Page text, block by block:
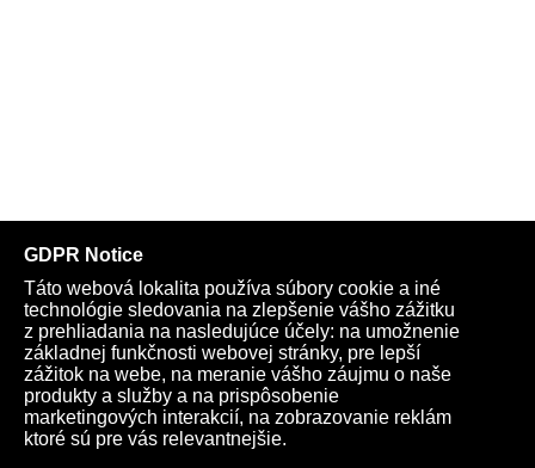
Telegram Youtube Facebook
Archív
Obchod
TV Kardio Podporte nás
Všeobecné podmienky